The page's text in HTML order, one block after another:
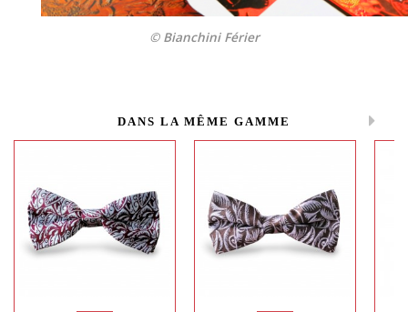
© Bianchini Férier
DANS LA MÊME GAMME